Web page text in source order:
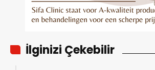
İlginizi Çekebilir